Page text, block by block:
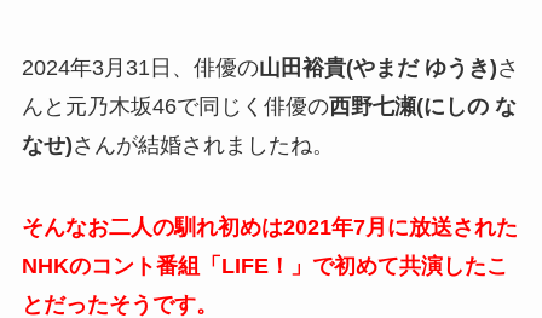
2024年3月31日、俳優の山田裕貴(やまだ ゆうき)さ
んと 元乃木坂46で同じく俳優の西野七瀬(にしの な
なせ)さんが結婚されましたね。
そんなお二人の馴れ初めは2021年7月に放送された
NHKのコント番組「LIFE！」で初めて共演したこ
とだったそうです。